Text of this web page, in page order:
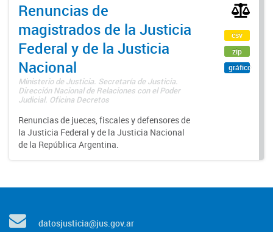
Renuncias de
magistrados de la Justicia
Federal y de la Justicia
Nacional
Ministerio de Justicia. Secretaría de Justicia.
Dirección Nacional de Relaciones con el Poder
Judicial. Oficina Decretos
Renuncias de jueces, fiscales y defensores de
la Justicia Federal y de la Justicia Nacional
de la República Argentina.
csv
zip
gráfico
datosjusticia@jus.gov.ar